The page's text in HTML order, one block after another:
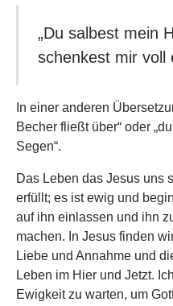
„Du salbest mein
schenkest mir voll
In einer anderen
Becher fließt über“ oder
Segen“.
Das Leben das Jesus uns
erfüllt; es ist ewig und
auf ihn einlassen und ihn
machen. In Jesus finden
Liebe und Annahme und
Leben im Hier und Jetzt.
Ewigkeit zu warten, um